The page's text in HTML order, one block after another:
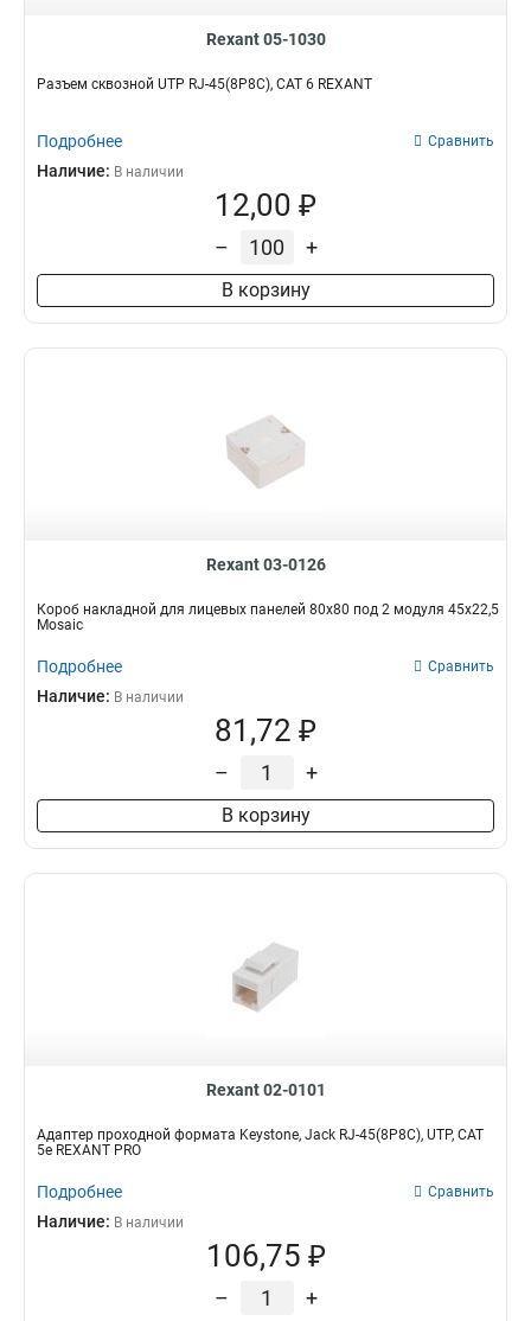
Rexant 05-1030
Разъем cквозной UTP RJ-45(8P8C), CAT 6 REXANT
Подробнее Сравнить
Наличие: В наличии
12,00 ₽
– +
В корзину
Rexant 03-0126
Короб накладной для лицевых панелей 80х80 под 2 модуля 45х22,5
Mosaic
Подробнее Сравнить
Наличие: В наличии
81,72 ₽
– +
В корзину
Rexant 02-0101
Адаптер проходной формата Keystone, Jack RJ-45(8P8C), UTP, CAT
5e REXANT PRO
Подробнее Сравнить
Наличие: В наличии
106,75 ₽
– +